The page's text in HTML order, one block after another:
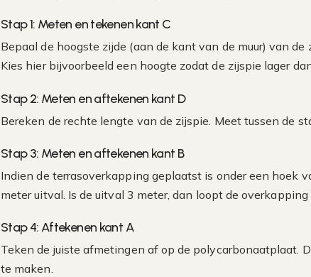
Stap 1: Meten en tekenen kant C
Bepaal de hoogste zijde (aan de kant van de muur) van
Kies hier bijvoorbeeld een hoogte zodat de zijspie lager
Stap 2: Meten en aftekenen kant D
Bereken de rechte lengte van de zijspie. Meet tussen de
Stap 3: Meten en aftekenen kant B
Indien de terrasoverkapping geplaatst is onder een hoek
meter uitval. Is de uitval 3 meter, dan loopt de
Stap 4: Aftekenen kant A
Teken de juiste afmetingen af op de polycarbonaatplaat.
te maken.